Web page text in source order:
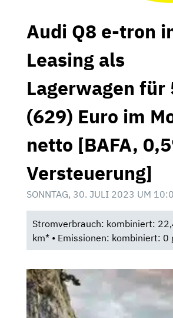
Audi Q8 e-tron
Leasing als
Lagerwagen für
(629) Euro im
netto [BAFA,
Versteuerung]
SONNTAG, 30. JULI 2023 UM
Stromverbrauch: kombiniert:
km* • Emissionen: kombiniert: 0